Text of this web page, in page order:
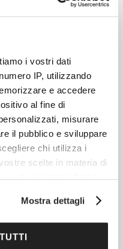
i vostri dati
IP, utilizzando
e accedere
al fine di
misurare
il pubblico e sviluppare
chi utilizza i
scelte in materia di
proprietà digitale
in qualsiasi
cookie o facendo clic
Mostra dettagli
Scopriamo 20
nel
a entrare nel
E Potatura
di casa si
in magia: con la
ufficialmente
tutto ciò che
sulla sua